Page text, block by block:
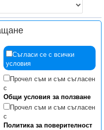
Съгласи се с всички
условия
Прочел съм и съм съгласен
с
Общи условия за ползване
Прочел съм и съм съгласен
с
Политика за поверителност